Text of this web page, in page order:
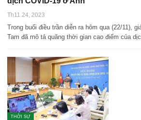
Th11 24, 2023
Trong buổi điều trần diễn ra hôm qua (22/11),
Tam đã mô tả quãng thời gian cao điểm của
THỜI SỰ